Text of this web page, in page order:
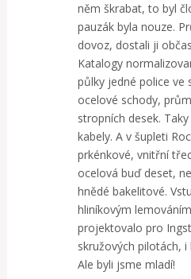
něm škrabat, to byl
pauzák byla nouze.
dovoz, dostali ji
Katalogy
půlky jedné police ve
ocelové schody,
stropních desek.
kabely. A v šupleti
prkénkové, vnitřní
ocelová buď deset,
hnědé bakelitové.
hliníkovým
projektovalo pro
skružových pilotách,
Ale byli jsme mladí!